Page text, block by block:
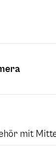
mit